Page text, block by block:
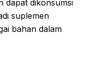
dapat dikonsumsi
suplemen
bahan dalam